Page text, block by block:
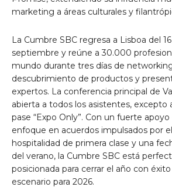
marketing a áreas culturales y
La Cumbre SBC regresa a Lisboa del
septiembre y reúne a 30.000
mundo durante tres días de
descubrimiento de productos y
expertos. La conferencia principal de
abierta a todos los asistentes, excepto
pase “Expo Only”. Con un fuerte
enfoque en acuerdos impulsados ​​​​por
hospitalidad de primera clase y una
del verano, la Cumbre SBC está
posicionada para cerrar el año con
escenario para 2026.